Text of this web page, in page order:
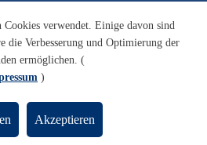
WoC Lab
Spanische Black Diaspora
Promotionen
Habilitationen
Nachwuchsförderung
Cookies verwendet. Einige davon sind
die Verbesserung und Optimierung der
ermöglichen. (
)
Akzeptieren